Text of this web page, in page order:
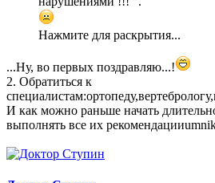
Нажмите для раскрытия...
...Ну, во первых поздравляю...!
2. Обратиться к
И как можно раньше начать
выполнять все их